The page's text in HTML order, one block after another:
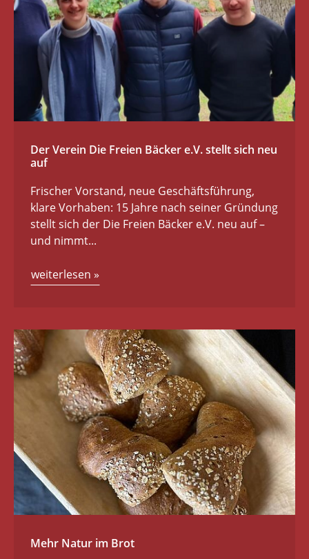
Der Verein Die Freien Bäcker e.V. stellt sich neu
auf
Frischer Vorstand, neue Geschäftsführung,
klare Vorhaben: 15 Jahre nach seiner Gründung
stellt sich der Die Freien Bäcker e.V. neu auf –
und nimmt...
weiterlesen »
Mehr Natur im Brot